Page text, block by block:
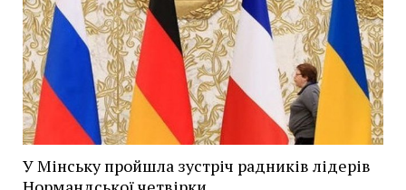
У Мінську пройшла зустріч радників лідерів